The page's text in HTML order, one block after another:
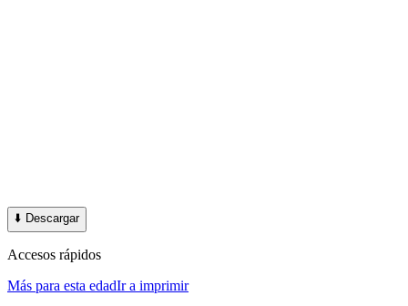
⬇️ Descargar
Accesos rápidos
Más para esta edadIr a imprimir